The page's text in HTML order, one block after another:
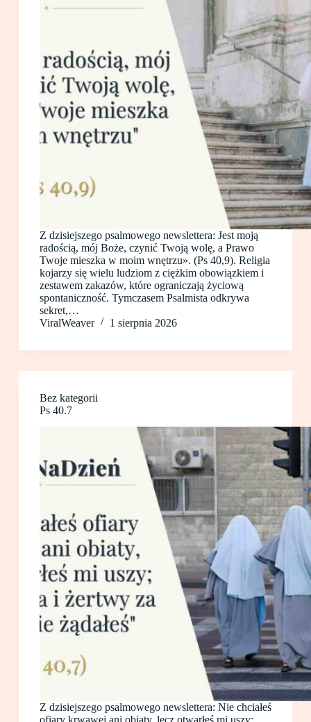
Z dzisiejszego psalmowego newslettera: Jest moją
radością, mój Boże, czynić Twoją wolę, a Prawo
Twoje mieszka w moim wnętrzu». (Ps 40,9). Religia
kojarzy się wielu ludziom z ciężkim obowiązkiem i
zestawem zakazów, które ograniczają życiową
spontaniczność. Tymczasem Psalmista odkrywa
sekret,…
ViralWeaver
1 sierpnia 2026
Bez kategorii
Ps 40.7
Z dzisiejszego psalmowego newslettera: Nie chciałeś
ofiary krwawej ani obiaty, lecz otwarłeś mi uszy;